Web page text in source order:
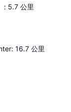
: 5.7 公里
: 16.7 公里